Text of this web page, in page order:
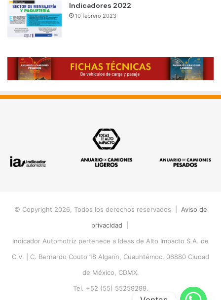
Indicadores 2022
10 febrero 2023
© Copyright 2026, Todos los derechos reservados | Aviso de
privacidad
Indicador Automotriz pertenece a Ideas de Alto Impacto S.A. de
C.V. | C. Bernardo Couto 18 Algarín, Cuauhtémoc, 06880 Ciudad
de México, CDMX.
Tel. +52 (55) 55259299.